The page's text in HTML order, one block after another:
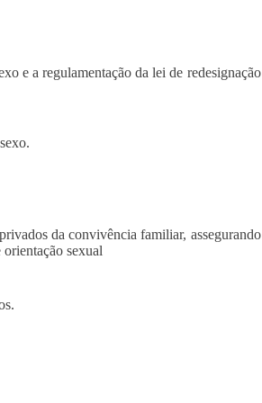
e a regulamentação da lei de redesignação
da convivência familiar, assegurando
sexual